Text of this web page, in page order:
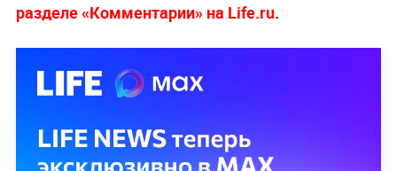
разделе «Комментарии» на Life.ru.